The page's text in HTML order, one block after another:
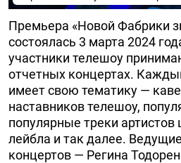
Премьера «Новой Фабрики
состоялась 3 марта 2024
участники телешоу
отчетных концертах.
имеет свою тематику —
наставников телешоу,
популярные треки артистов
лейбла и так далее.
концертов — Регина